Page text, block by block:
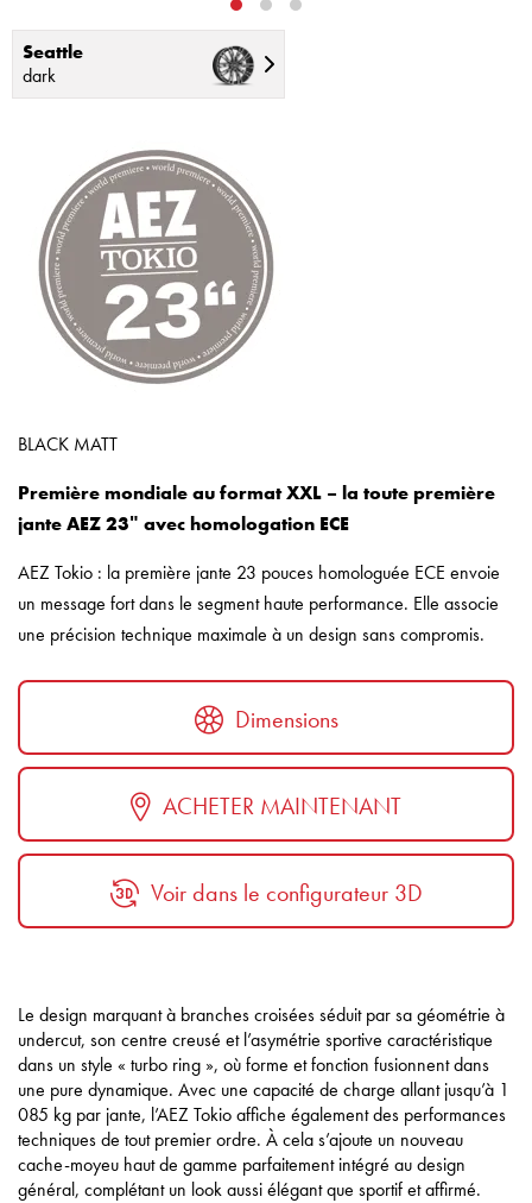
Seattle
dark
BLACK MATT
Première mondiale au format XXL – la toute première
jante AEZ 23ʺ avec homologation ECE
AEZ Tokio : la première jante 23 pouces homologuée ECE envoie
un message fort dans le segment haute performance. Elle associe
une précision technique maximale à un design sans compromis.
Dimensions
ACHETER MAINTENANT
Voir dans le configurateur 3D
Le design marquant à branches croisées séduit par sa géométrie à
undercut, son centre creusé et l’asymétrie sportive caractéristique
dans un style « turbo ring », où forme et fonction fusionnent dans
une pure dynamique. Avec une capacité de charge allant jusqu’à 1
085 kg par jante, l’AEZ Tokio affiche également des performances
techniques de tout premier ordre. À cela s’ajoute un nouveau
cache-moyeu haut de gamme parfaitement intégré au design
général, complétant un look aussi élégant que sportif et affirmé.